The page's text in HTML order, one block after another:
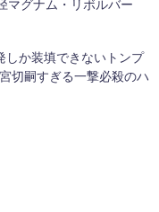
マグナム・リボルバー
しか装填できないトンプ
切嗣すぎる一撃必殺のハ